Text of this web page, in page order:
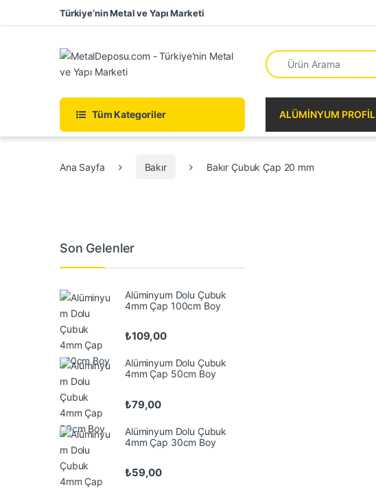
Skip to navigation
Skip to contentTürkiye’nin Metal ve Yapı Marketi
Search for:
Tüm Kategoriler ALÜMINYUM PROFIL
Ana Sayfa Bakır Bakır Çubuk Çap 20 mm
Son Gelenler
Alüminyum Dolu Çubuk
4mm Çap 100cm Boy
₺109,00
Alüminyum Dolu Çubuk
4mm Çap 50cm Boy
₺79,00
Alüminyum Dolu Çubuk
4mm Çap 30cm Boy
₺59,00